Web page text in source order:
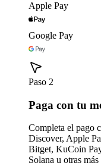
Apple Pay
Google Pay
Paso 2
Paga con tu
Completa el pago
Discover, Apple
Bitget, KuCoin
Solana u otras